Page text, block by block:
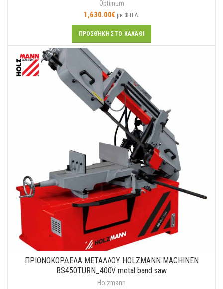
Optimum
1,630.00€ με Φ.Π.Α.
ΠΡΟΣΘΉΚΗ ΣΤΟ ΚΑΛΆΘΙ
ΠΡΙΟΝΟΚΟΡΔΕΛΑ ΜΕΤΑΛΛΟΥ HOLZMANN MACHINEN
BS450TURN_400V metal band saw
Holzmann